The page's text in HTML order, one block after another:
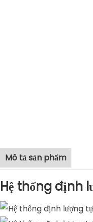
Mô tả sản phẩm
Hệ thống định